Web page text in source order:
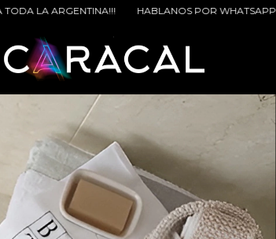
HABLANOS POR WHATSAPP PARA BENEFICIOS